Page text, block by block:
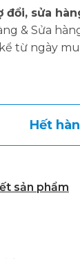
đổi, sửa
& Sửa
từ ngày
Hết
sản phẩm